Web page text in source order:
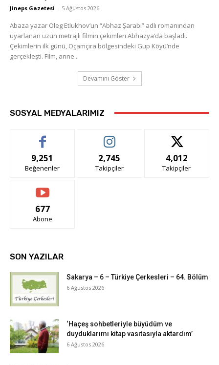
Jineps Gazetesi - 5 Ağustos 2026
Abaza yazar Oleg Etlukhov’un “Abhaz Şarabı” adlı romanından
uyarlanan uzun metrajlı filmin çekimleri Abhazya’da başladı.
Çekimlerin ilk günü, Oçamçıra bölgesindeki Gup Köyü’nde
gerçekleşti. Film, anne...
Devamını Göster
SOSYAL MEDYALARIMIZ
9,251
Beğenenler
2,745
Takipçiler
4,012
Takipçiler
677
Abone
SON YAZILAR
Sakarya – 6 – Türkiye Çerkesleri – 64. Bölüm
6 Ağustos 2026
‘Haçeş sohbetleriyle büyüdüm ve
duyduklarımı kitap vasıtasıyla aktardım’
6 Ağustos 2026